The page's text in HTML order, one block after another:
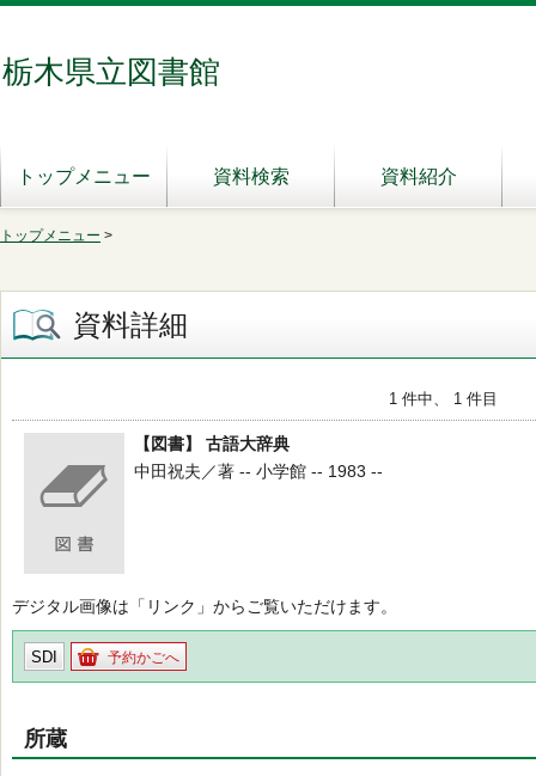
栃木県立図書館
トップメニュー 資料検索 資料紹介
トップメニュー >
資料詳細
1 件中、 1 件目
【図書】 古語大辞典
中田祝夫／著 -- 小学館 -- 1983 --
デジタル画像は「リンク」からご覧いただけます。
SDI 予約かごへ
所蔵